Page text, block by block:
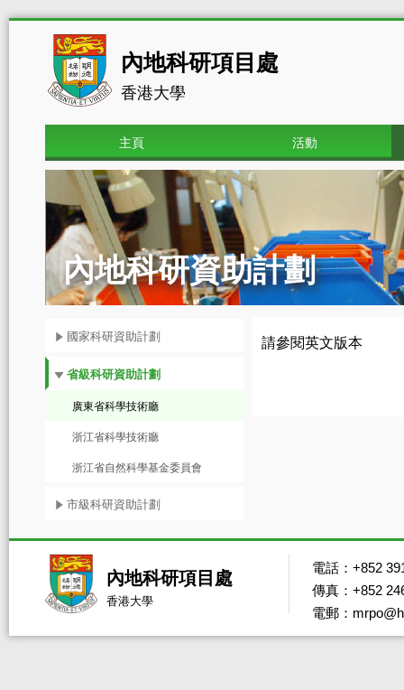
內地科研項目處
香港大學
主頁 活動
內地科研資助計劃
國家科研資助計劃
省級科研資助計劃
廣東省科學技術廳
浙江省科學技術廳
浙江省自然科學基金委員會
市級科研資助計劃
請參閱英文版本
內地科研項目處
香港大學
電話：+852
傳真：+852
電郵：